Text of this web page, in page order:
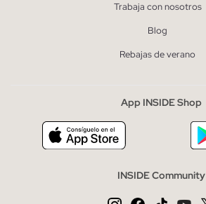
Trabaja con nosotros
Blog
Rebajas de verano
App INSIDE Shop
INSIDE Community